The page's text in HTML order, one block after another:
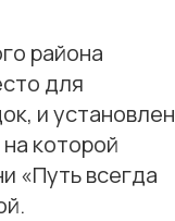
района
для
и установлен
которой
«Путь всегда